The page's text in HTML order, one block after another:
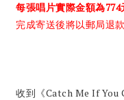
每張唱片實際金額為774
完成寄送後將以郵局退
收到《Catch Me If You